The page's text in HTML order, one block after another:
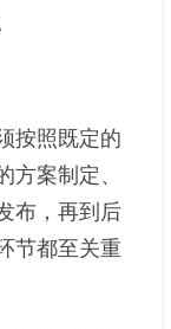
按照既定的
方案制定、
布，再到后
节都至关重